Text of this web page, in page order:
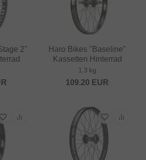
2"
Haro Bikes "Baseline"
Kassetten Hinterrad
1.3 kg
109.20 EUR